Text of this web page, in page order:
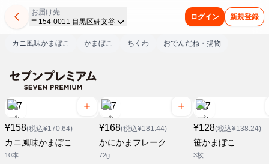
お届け先
〒154-0011 目黒区碑文谷
ログイン 新規登録
カニ風味かまぼこ かまぼこ ちくわ おでんだね・揚物
¥158(税込¥170.64)
カニ風味かまぼこ
10本
¥168(税込¥181.44)
かにかまフレーク
72g
¥128(税込¥138.24)
笹かまぼこ
3枚